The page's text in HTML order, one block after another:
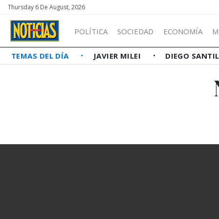
Thursday 6 De August, 2026
POLÍTICA SOCIEDAD ECONOMÍA
TEMAS DEL DÍA JAVIER MILEI DIEGO